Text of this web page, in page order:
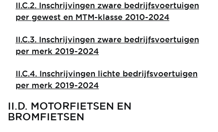
II.C.2. Inschrijvingen zware bedrijfsvoertuigen
per gewest en MTM-klasse 2010-2024
II.C.3. Inschrijvingen zware bedrijfsvoertuigen
per merk 2019-2024
II.C.4. Inschrijvingen lichte bedrijfsvoertuigen
per merk 2019-2024
II.D. MOTORFIETSEN EN
BROMFIETSEN